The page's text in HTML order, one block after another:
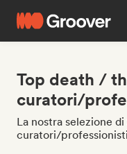
Top death /
curatori/
La nostra selezione
curatori/professionisti